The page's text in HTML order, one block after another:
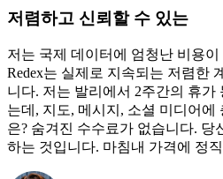
저렴하고 신뢰할 수 있는
저는 국제 데이터에 엄청난 비용
Redex는 실제로 지속되는 저렴한
니다. 저는 발리에서 2주간의 휴가
는데, 지도, 메시지, 소셜 미디어에
은? 숨겨진 수수료가 없습니다. 당
하는 것입니다. 마침내 가격에 정